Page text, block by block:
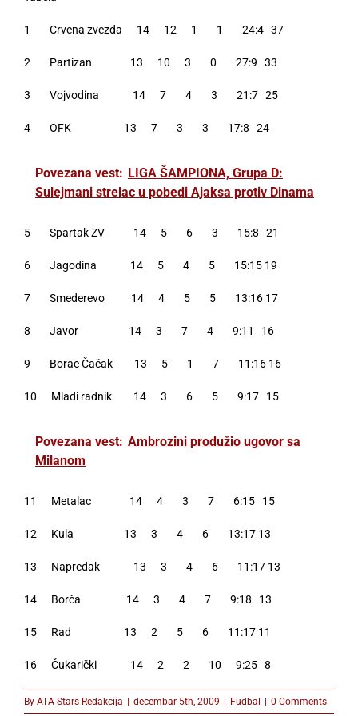
1 Crvena zvezda 14 12 1 1 24:4 37
2 Partizan 13 10 3 0 27:9 33
3 Vojvodina 14 7 4 3 21:7 25
4 OFK 13 7 3 3 17:8 24
Povezana vest: LIGA ŠAMPIONA, Grupa D:
Sulejmani strelac u pobedi Ajaksa protiv Dinama
5 Spartak ZV 14 5 6 3 15:8 21
6 Jagodina 14 5 4 5 15:15 19
7 Smederevo 14 4 5 5 13:16 17
8 Javor 14 3 7 4 9:11 16
9 Borac Čačak 13 5 1 7 11:16 16
10 Mladi radnik 14 3 6 5 9:17 15
Povezana vest: Ambrozini produžio ugovor sa
Milanom
11 Metalac 14 4 3 7 6:15 15
12 Kula 13 3 4 6 13:17 13
13 Napredak 13 3 4 6 11:17 13
14 Borča 14 3 4 7 9:18 13
15 Rad 13 2 5 6 11:17 11
16 Čukarički 14 2 2 10 9:25 8
By ATA Stars Redakcija | decembar 5th, 2009 | Fudbal | 0 Comments